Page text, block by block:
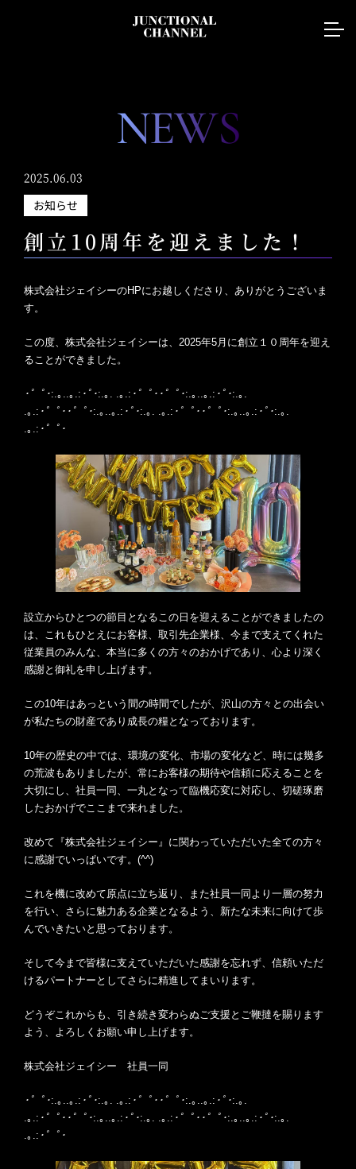
NEWS
2025.06.03
お知らせ
創立10周年を迎えました！
株式会社ジェイシーのHPにお越しくださり、ありがとうございま
す。
この度、株式会社ジェイシーは、2025年5月に創立１０周年を迎え
ることができました。
･゜ﾟ･:.｡..｡.: ･ﾟ･:.｡. .｡.: ･゜ﾟ･･゜ﾟ･:.｡..｡.: ･ﾟ･:.｡.
.｡.: ･゜ﾟ･･゜ﾟ･:.｡..｡.: ･ﾟ･:.｡. .｡.: ･゜ﾟ･･゜ﾟ･:.｡..｡.: ･ﾟ･:.｡.
.｡.: ･゜ﾟ･
設立からひとつの節目となるこの日を迎えることができましたの
は、これもひとえにお客様、取引先企業様、今まで支えてくれた
従業員のみんな、本当に多くの方々のおかげであり、心より深く
感謝と御礼を申し上げます。
この10年はあっという間の時間でしたが、沢山の方々との出会い
が私たちの財産であり成長の糧となっております。
10年の歴史の中では、環境の変化、市場の変化など、時には幾多
の荒波もありましたが、常にお客様の期待や信頼に応えることを
大切にし、社員一同、一丸となって臨機応変に対応し、切磋琢磨
したおかげでここまで来れました。
改めて『株式会社ジェイシー』に関わっていただいた全ての方々
に感謝でいっぱいです。(^^)
これを機に改めて原点に立ち返り、また社員一同より一層の努力
を行い、さらに魅力ある企業となるよう、新たな未来に向けて歩
んでいきたいと思っております。
そして今まで皆様に支えていただいた感謝を忘れず、信頼いただ
けるパートナーとしてさらに精進してまいります。
どうぞこれからも、引き続き変わらぬご支援とご鞭撻を賜ります
よう、よろしくお願い申し上げます。
株式会社ジェイシー 社員一同
･゜ﾟ･:.｡..｡.: ･ﾟ･:.｡. .｡.: ･゜ﾟ･･゜ﾟ･:.｡..｡.: ･ﾟ･:.｡.
.｡.: ･゜ﾟ･･゜ﾟ･:.｡..｡.: ･ﾟ･:.｡. .｡.: ･゜ﾟ･･゜ﾟ･:.｡..｡.: ･ﾟ･:.｡.
.｡.: ･゜ﾟ･